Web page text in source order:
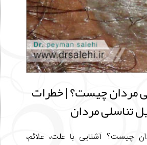
مردان چیست؟ | خطرات
تناسلی مردان
چیست؟ آشنایی با علت، علائم،